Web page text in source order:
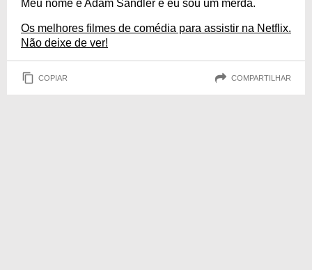
09/09/1966
Meu nome é Adam Sandler e eu sou um merda.
Os melhores filmes de comédia para assistir na Netflix.
Não deixe de ver!
COPIAR COMPARTILHAR